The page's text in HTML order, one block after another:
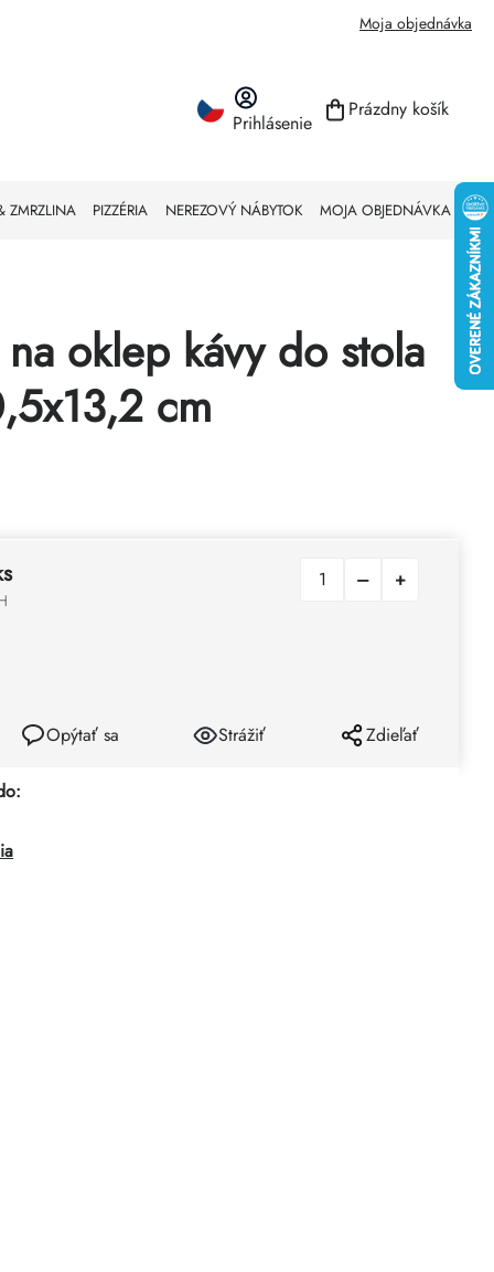
Moja objednávka
Prihlásenie NÁKUPNÝ
Prázdny košík
ZMRZLINA PIZZÉRIA NEREZOVÝ NÁBYTOK MOJA OBJEDNÁVKA
na oklep kávy do stola
cm
Opýtať sa Strážiť Zdieľať